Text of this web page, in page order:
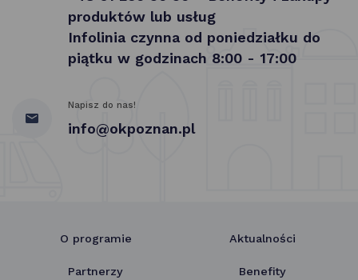
produktów lub usług
Infolinia czynna od poniedziałku do
piątku w godzinach 8:00 - 17:00
Napisz do nas!
info@okpoznan.pl
O programie Aktualności
Partnerzy Benefity